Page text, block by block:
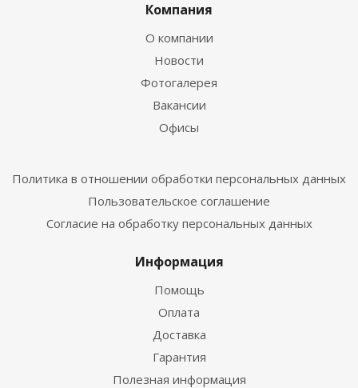
Компания
О компании
Новости
Фотогалерея
Вакансии
Офисы
Политика в отношении обработки персональных данных
Пользовательское соглашение
Согласие на обработку персональных данных
Информация
Помощь
Оплата
Доставка
Гарантия
Полезная информация